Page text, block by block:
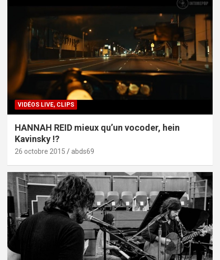
VIDÉOS LIVE, CLIPS
HANNAH REID mieux qu’un vocoder, hein
Kavinsky !?
26 octobre 2015 abds69